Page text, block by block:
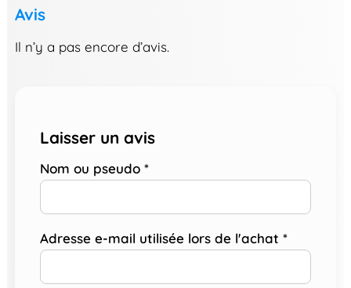
Avis
Il n’y a pas encore d’avis.
Laisser un avis
Nom ou pseudo *
Adresse e-mail utilisée lors de l'achat *